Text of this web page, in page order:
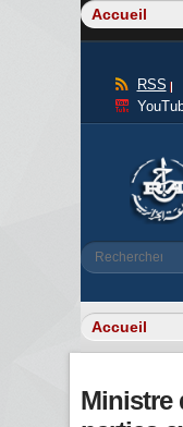
RSS
Rechercher
Ministre